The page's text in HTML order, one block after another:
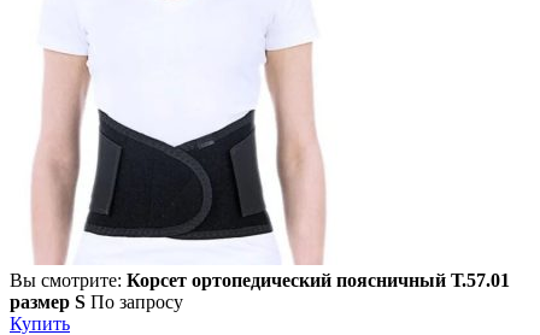
Вы смотрите: Корсет ортопедический поясничный Т.57.01
размер S По запросу
Купить